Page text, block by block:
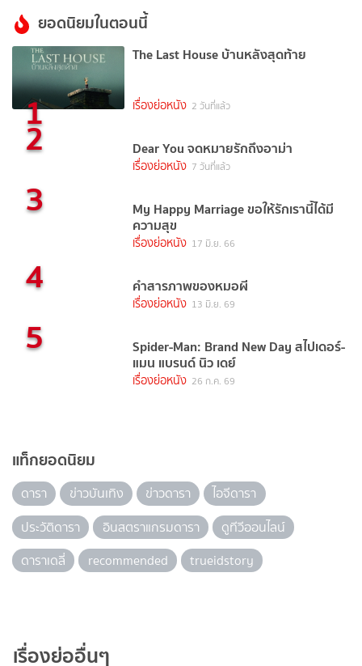
ยอดนิยมในตอนนี้
1
The Last House บ้านหลังสุดท้าย
เรื่องย่อหนัง 2 วันที่แล้ว
2 Dear You จดหมายรักถึงอาม่า
เรื่องย่อหนัง 7 วันที่แล้ว
3 My Happy Marriage ขอให้รักเรานี้ได้มี
ความสุข
เรื่องย่อหนัง 17 มิ.ย. 66
4 คำสารภาพของหมอผี
เรื่องย่อหนัง 13 มิ.ย. 69
5 Spider-Man: Brand New Day สไปเดอร์-
แมน แบรนด์ นิว เดย์
เรื่องย่อหนัง 26 ก.ค. 69
แท็กยอดนิยม
ดารา ข่าวบันเทิง ข่าวดารา
ไอจีดารา
ประวัติดารา
อินสตราแกรมดารา
ดูทีวีออนไลน์
ดาราเดลี่
recommended trueidstory
เรื่องย่ออื่นๆ